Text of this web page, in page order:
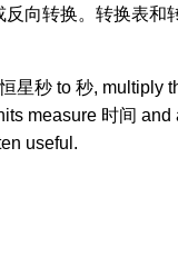
向转换。转换表
星秒 to 秒,
measure 时间
useful.